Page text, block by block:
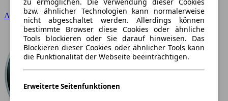
Audi
bzw. ähnlicher Technologien kann normalerweise
nicht abgeschaltet werden. Allerdings können
bestimmte Browser diese Cookies oder ähnliche
Tools blockieren oder Sie darauf hinweisen. Das
Blockieren dieser Cookies oder ähnlicher Tools kann
die Funktionalität der Webseite beeinträchtigen.
Erweiterte Seitenfunktionen